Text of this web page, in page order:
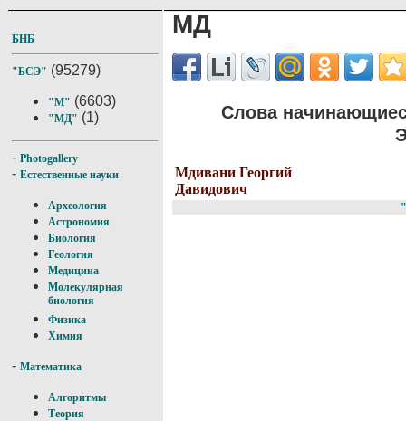
БНБ
"БСЭ" (95279)
"М" (6603)
"МД" (1)
- Photogallery
- Естественные науки
Археология
Астрономия
Биология
Геология
Медицина
Молекулярная
биология
Физика
Химия
- Математика
Алгоритмы
Теория
МД
Слова
Мдивани Георгий
Давидович